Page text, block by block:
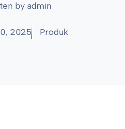
by admin
2025 Produk